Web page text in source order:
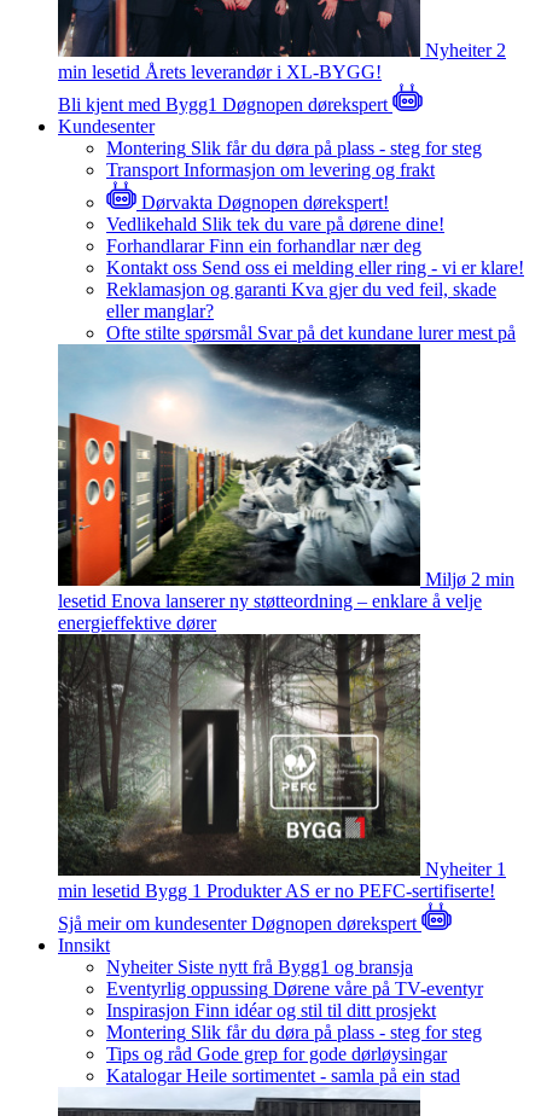
Nyheiter 2
min lesetid Årets leverandør i XL-BYGG!
Bli kjent med Bygg1 Døgnopen dørekspert
Kundesenter
Montering Slik får du døra på plass - steg for steg
Transport Informasjon om levering og frakt
Dørvakta Døgnopen dørekspert!
Vedlikehald Slik tek du vare på dørene dine!
Forhandlarar Finn ein forhandlar nær deg
Kontakt oss Send oss ei melding eller ring - vi er klare!
Reklamasjon og garanti Kva gjer du ved feil, skade
eller manglar?
Ofte stilte spørsmål Svar på det kundane lurer mest på
Miljø 2 min
lesetid Enova lanserer ny støtteordning – enklare å velje
energieffektive dører
Nyheiter 1
min lesetid Bygg 1 Produkter AS er no PEFC-sertifiserte!
Sjå meir om kundesenterDøgnopen dørekspert
Innsikt
Nyheiter Siste nytt frå Bygg1 og bransja
Eventyrlig oppussing Dørene våre på TV-eventyr
Inspirasjon Finn idéar og stil til ditt prosjekt
Montering Slik får du døra på plass - steg for steg
Tips og råd Gode grep for gode dørløysingar
Katalogar Heile sortimentet - samla på ein stad